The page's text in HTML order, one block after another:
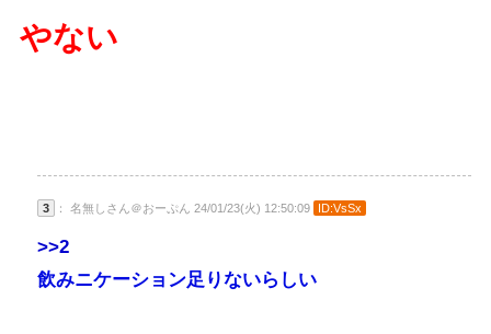
やない
3 ： 名無しさん＠おーぷん 24/01/23(火) 12:50:09 ID:VsSx
>>2
飲みニケーション足りないらしい